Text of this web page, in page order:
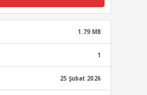
1.79 MB
1
25 Şubat 2026